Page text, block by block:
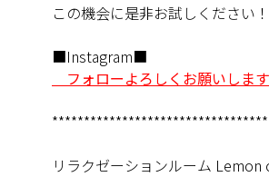
この機会に是非お試しください！
■Instagram■
フォローよろしくお願いしま
リラクゼーションルーム Lemon